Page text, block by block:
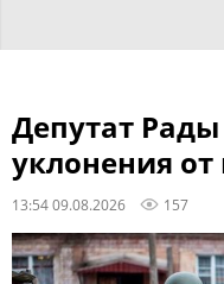
Депутат
уклонения
13:54 09.08.2026 157